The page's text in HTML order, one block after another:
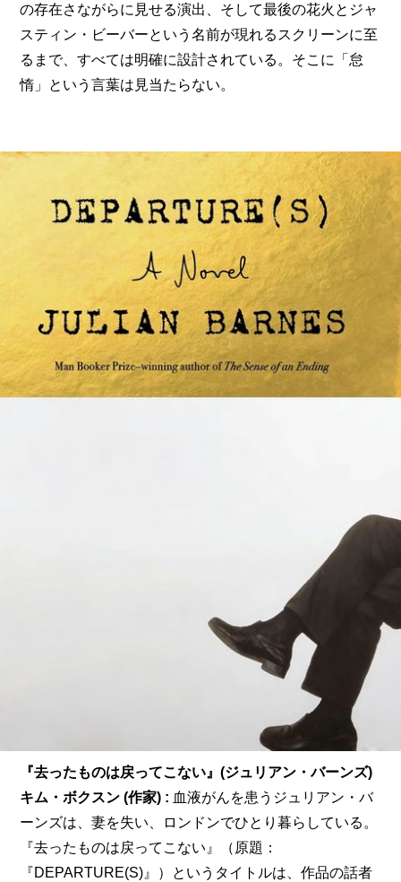
の存在さながらに見せる演出、そして最後の花火とジャ
スティン・ビーバーという名前が現れるスクリーンに至
るまで、すべては明確に設計されている。そこに「怠
惰」という言葉は見当たらない。
『去ったものは戻ってこない』(ジュリアン・バーンズ)
キム・ボクスン (作家) : 血液がんを患うジュリアン・バ
ーンズは、妻を失い、ロンドンでひとり暮らしている。
『去ったものは戻ってこない』（原題：
『DEPARTURE(S)』）というタイトルは、作品の話者